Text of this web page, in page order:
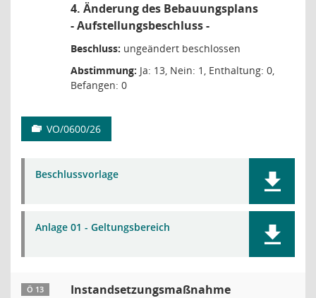
4. Änderung des Bebauungsplans
- Aufstellungsbeschluss -
Beschluss: ungeändert beschlossen
Abstimmung: Ja: 13, Nein: 1, Enthaltung: 0,
Befangen: 0
VO/0600/26
Beschlussvorlage
Anlage 01 - Geltungsbereich
Ö 13
Instandsetzungsmaßnahme